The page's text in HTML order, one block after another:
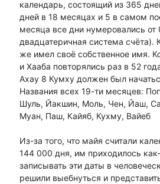
календарь, состоящий из 365
дней в 18 месяцах и 5 в самом
месяца все дни нумеровались от
двадцатеричная система
же имел своё собственное имя.
и Хааба повторялись раз в 52
Ахау 8 Кумху должен был
Названия всех 19-ти месяцев:
Шуль, Йакшин, Моль, Чен, Йаш,
Муан, Паш, Кайяб, Кухму, Вайеб
Из-за того, что майя считали
144 000 дня, им приходилось
записывать эти даты в
решили выебнуться и